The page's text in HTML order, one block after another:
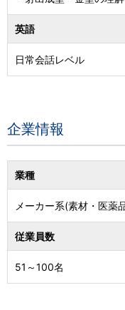
英語
日常会話レベル
企業情報
業種
メーカー系(素材・医薬
従業員数
51～100名